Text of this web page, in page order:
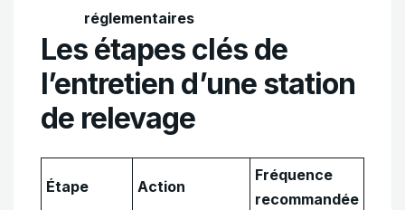
réglementaires
Les étapes clés de
l’entretien d’une station
de relevage
Étape Action
Fréquence
recommandée